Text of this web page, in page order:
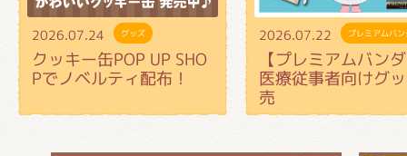
2026.07.24 グッズ
クッキー缶POP UP SHO
Pでノベルティ配布！
2026.07.22 プレミアムバ
【プレミアムバン
医療従事者向けグ
売